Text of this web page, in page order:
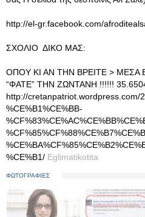
http://el-gr.facebook.com/
ΣΧΟΛΙΟ ΔΙΚΟ ΜΑΣ:
ΟΠΟΥ ΚΙ ΑΝ ΤΗΝ ΒΡΕΙΤΕ > ΜΕΣΑ
“ΦΑΤΕ” ΤΗΝ ΖΩΝΤΑΝΗ !!!!!!
http://cretanpatriot.wordpress.com/
%CE%B1%CE%BB-
%CE%B1/ Eglimatikotita
ΦΩΤΟΓΡΑΦΙΕΣ